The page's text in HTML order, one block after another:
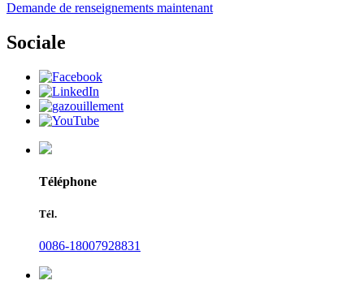
Demande de renseignements maintenant
Sociale
Téléphone
Tél.
0086-18007928831